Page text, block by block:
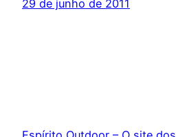
29 de junho de 2011